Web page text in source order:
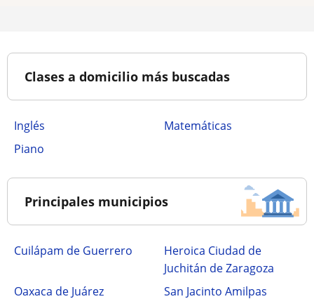
Clases a domicilio más buscadas
Inglés
Matemáticas
Piano
Principales municipios
Cuilápam de Guerrero
Heroica Ciudad de
Juchitán de Zaragoza
Oaxaca de Juárez
San Jacinto Amilpas